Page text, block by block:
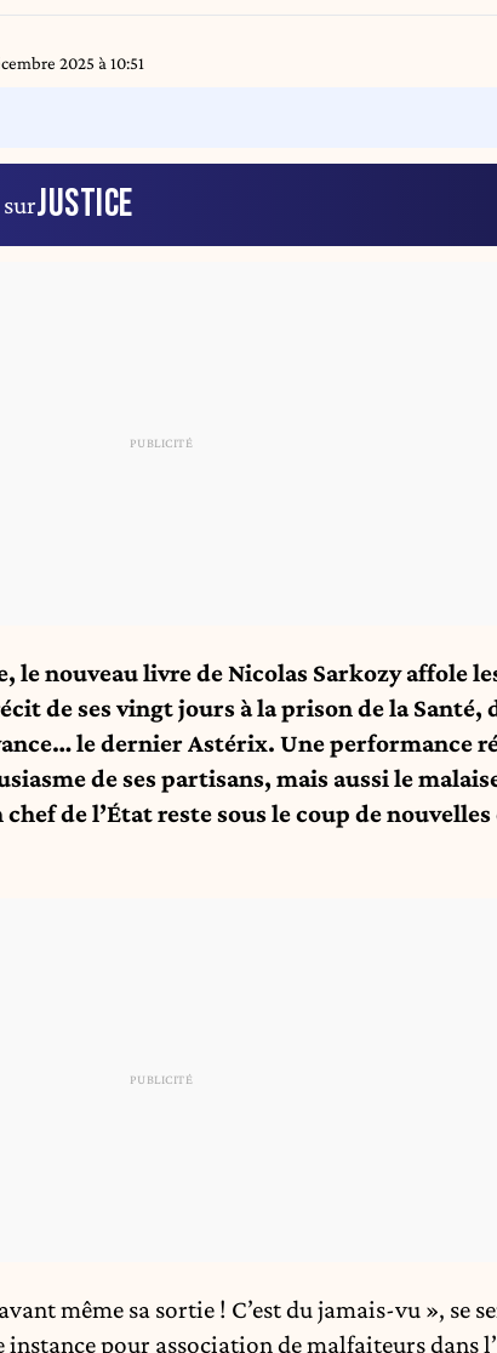
was written in
exemplaire du
dedicaces du
Lamartine a Paris en France le
2025 à 10:51
JUSTICE
le nouveau livre de Nicolas Sarkozy affole
de ses vingt jours à la prison de la Santé,
le dernier Astérix. Une performance
de ses partisans, mais aussi le
de l’État reste sous le coup de nouvelles
même sa sortie ! C’est du jamais-vu », se
instance pour association de malfaiteurs dans